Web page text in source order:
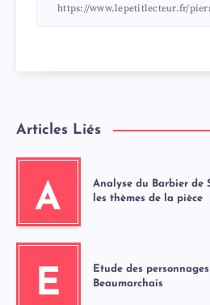
Articles Liés
A
Analyse du Barbier de
les thèmes de la pièce
E
Etude des
Beaumarchais